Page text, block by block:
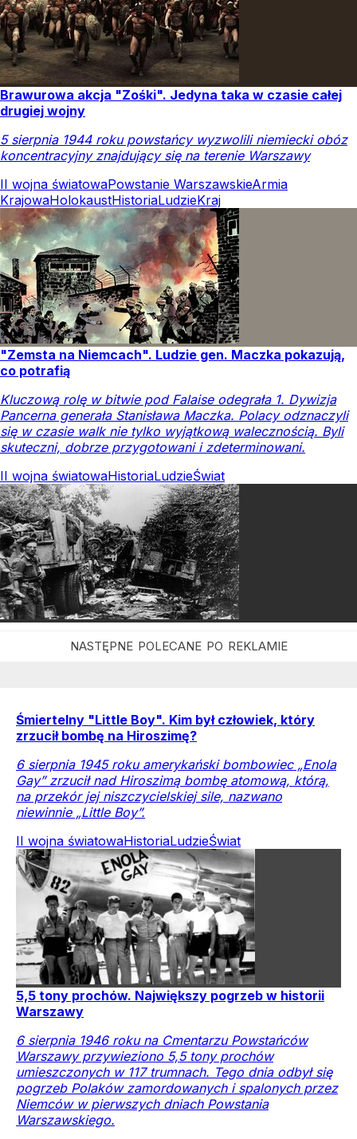
Brawurowa akcja "Zośki". Jedyna taka w czasie całej
drugiej wojny
5 sierpnia 1944 roku powstańcy wyzwolili niemiecki obóz
koncentracyjny znajdujący się na terenie Warszawy
II wojna światowaPowstanie WarszawskieArmia
KrajowaHolokaustHistoriaLudzieKraj
"Zemsta na Niemcach". Ludzie gen. Maczka pokazują,
co potrafią
Kluczową rolę w bitwie pod Falaise odegrała 1. Dywizja
Pancerna generała Stanisława Maczka. Polacy odznaczyli
się w czasie walk nie tylko wyjątkową walecznością. Byli
skuteczni, dobrze przygotowani i zdeterminowani.
II wojna światowaHistoriaLudzieŚwiat
Śmiertelny "Little Boy". Kim był człowiek, który
zrzucił bombę na Hiroszimę?
6 sierpnia 1945 roku amerykański bombowiec „Enola
Gay” zrzucił nad Hiroszimą bombę atomową, którą,
na przekór jej niszczycielskiej sile, nazwano
niewinnie „Little Boy”.
II wojna światowaHistoriaLudzieŚwiat
5,5 tony prochów. Największy pogrzeb w historii
Warszawy
6 sierpnia 1946 roku na Cmentarzu Powstańców
Warszawy przywieziono 5,5 tony prochów
umieszczonych w 117 trumnach. Tego dnia odbył się
pogrzeb Polaków zamordowanych i spalonych przez
Niemców w pierwszych dniach Powstania
Warszawskiego.